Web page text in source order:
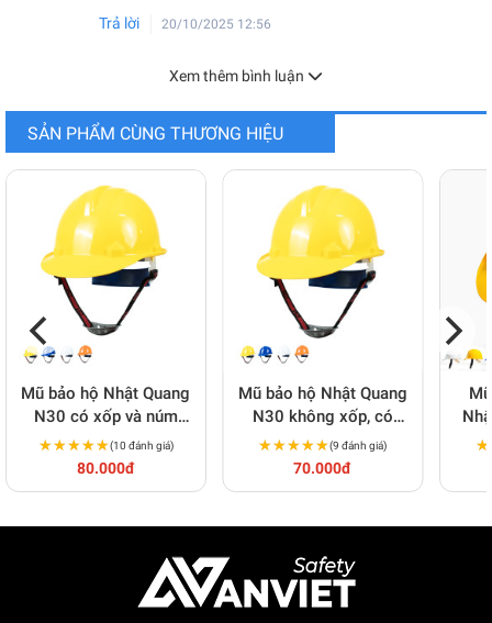
Trả lời 20/10/2025 12:56
Xem thêm bình luận
SẢN PHẨM CÙNG THƯƠNG HIỆU
Mũ bảo hộ Nhật Quang
N30 có xốp và núm
điều chỉnh linh hoạt
M123
★★★★★
★★★★★(10 đánh giá)
80.000đ
Mũ bảo hộ Nhật Quang
N30 không xốp, có
núm điều chỉnh M122
★★★★★
★★★★★(9 đánh giá)
70.000đ